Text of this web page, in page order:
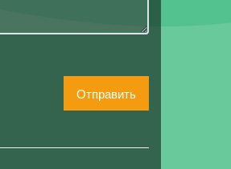
Отправить